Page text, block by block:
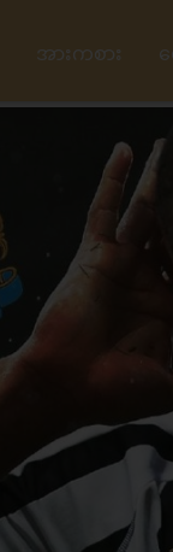
အားကစား